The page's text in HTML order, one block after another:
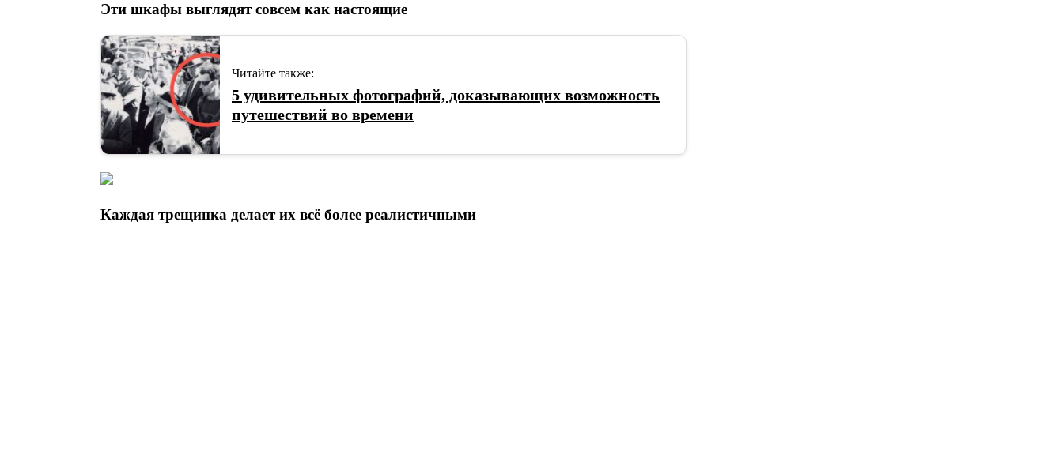
Эти шкафы выглядят совсем как настоящие
Читайте также:
5 удивительных фотографий, доказывающих возможность
путешествий во времени
Каждая трещинка делает их всё более реалистичными